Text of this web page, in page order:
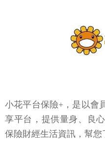
小花平台保險+，是以會
享平台，提供量身、良
保險財經生活資訊，幫您